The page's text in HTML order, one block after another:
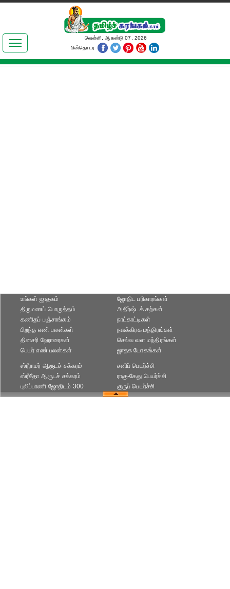
இலக்கியங்கள்
தமிழ் உலகம்
வெள்ளி, ஆகஸ்டு 07, 2026
பின்தொடர
உங்கள் ஜாதகம்
திருமணப் பொருத்தம்
கணிதப் பஞ்சாங்கம்
ஜோதிட ப‌ரிகார‌ங்க‌ள்
அதிர்ஷ்டக் கற்கள்
நாட்காட்டிகள்
பிறந்த எண் பலன்கள்
தினசரி ஹோரைகள்
பெயர் எண் பலன்கள்
நவக்கிரக மந்திரங்கள்
செல்வ வள மந்திரங்கள்
ஜாதக யோகங்கள்
ஸ்ரீராமர் ஆரூடச் சக்கரம்
ஸ்ரீசீதா ஆரூடச் சக்கரம்
புலிப்பாணி ஜோதிடம் 300
சனிப் பெயர்ச்சி
ராகு-கேது பெயர்ச்சி
குருப் பெயர்ச்சி